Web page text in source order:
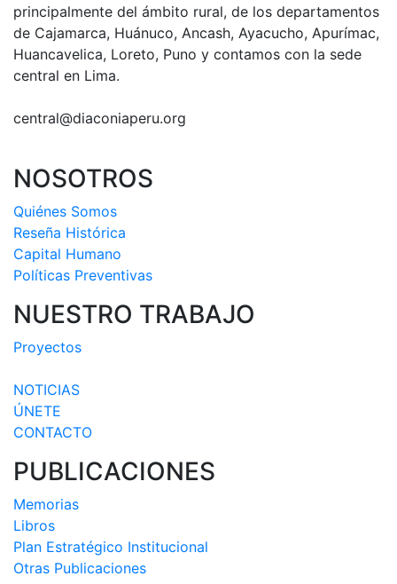
principalmente del ámbito rural, de los departamentos
de Cajamarca, Huánuco, Ancash, Ayacucho, Apurímac,
Huancavelica, Loreto, Puno y contamos con la sede
central en Lima.
central@diaconiaperu.org
NOSOTROS
Quiénes Somos
Reseña Histórica
Capital Humano
Políticas Preventivas
NUESTRO TRABAJO
Proyectos
NOTICIAS
ÚNETE
CONTACTO
PUBLICACIONES
Memorias
Libros
Plan Estratégico Institucional
Otras Publicaciones